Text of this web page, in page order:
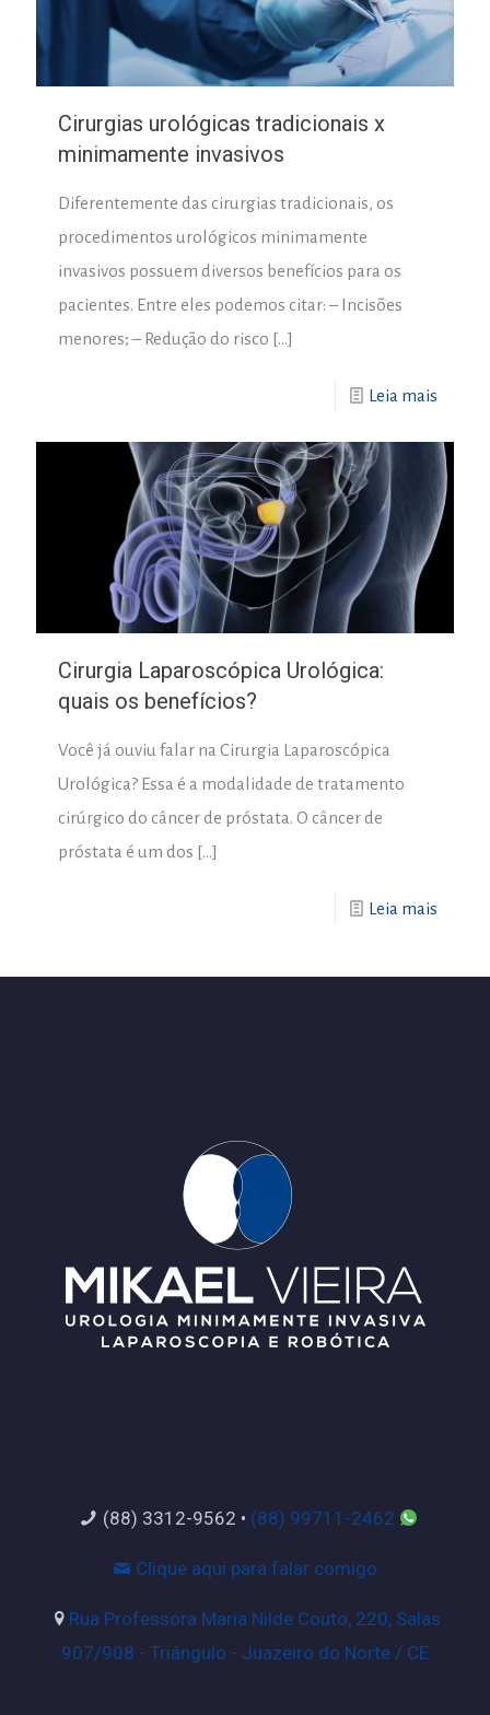
Cirurgias urológicas tradicionais x
minimamente invasivos
Diferentemente das cirurgias tradicionais, os
procedimentos urológicos minimamente
invasivos possuem diversos benefícios para os
pacientes. Entre eles podemos citar: – Incisões
menores; – Redução do risco […]
Leia mais
Cirurgia Laparoscópica Urológica:
quais os benefícios?
Você já ouviu falar na Cirurgia Laparoscópica
Urológica? Essa é a modalidade de tratamento
cirúrgico do câncer de próstata. O câncer de
próstata é um dos […]
Leia mais
(88) 3312-9562 • (88) 99711-2462
Clique aqui para falar comigo
Rua Professora Maria Nilde Couto, 220, Salas
907/908 - Triângulo - Juazeiro do Norte / CE